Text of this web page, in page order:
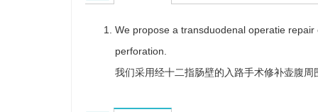
We propose a transduodenal operatie
perforation.
我们采用经十二指肠壁的入路手术修补壶腹周